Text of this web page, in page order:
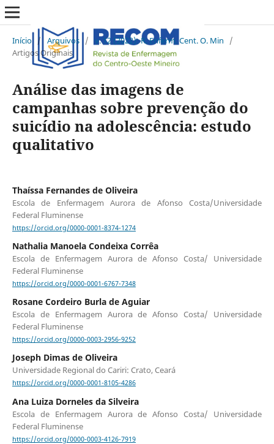
Início / Arquivos / v. 12 (2022): R. Enferm. Cent. O. Min
/
Artigos Originais
Análise das imagens de
campanhas sobre prevenção do
suicídio na adolescência: estudo
qualitativo
Thaíssa Fernandes de Oliveira
Escola de Enfermagem Aurora de Afonso Costa/Universidade
Federal Fluminense
https://orcid.org/0000-0001-8374-1274
Nathalia Manoela Condeixa Corrêa
Escola de Enfermagem Aurora de Afonso Costa/ Universidade
Federal Fluminense
https://orcid.org/0000-0001-6767-7348
Rosane Cordeiro Burla de Aguiar
Escola de Enfermagem Aurora de Afonso Costa/ Universidade
Federal Fluminense
https://orcid.org/0000-0003-2956-9252
Joseph Dimas de Oliveira
Universidade Regional do Cariri: Crato, Ceará
https://orcid.org/0000-0001-8105-4286
Ana Luiza Dorneles da Silveira
Escola de Enfermagem Aurora de Afonso Costa/ Universidade
Federal Fluminense
https://orcid.org/0000-0003-4126-7919